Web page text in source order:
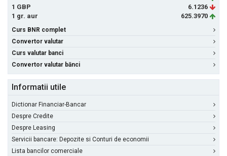
1 GBP
6.1236
1 gr. aur
625.3970
Curs BNR complet
Convertor valutar
Curs valutar banci
Convertor valutar bănci
Informatii utile
Dictionar Financiar-Bancar
Despre Credite
Despre Leasing
Servicii bancare: Depozite si Conturi de economii
Lista bancilor comerciale